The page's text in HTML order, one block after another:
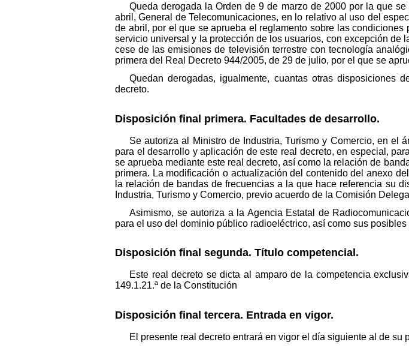
Queda derogada la Orden de 9 de marzo de 2000 por la que
abril, General de Telecomunicaciones, en lo relativo al uso del
de abril, por el que se aprueba el reglamento sobre las
servicio universal y la protección de los usuarios, con excepción de
cese de las emisiones de televisión terrestre con tecnología
primera del Real Decreto 944/2005, de 29 de julio, por el que se
Quedan derogadas, igualmente, cuantas otras
decreto.
Disposición final primera. Facultades de desarrollo.
Se autoriza al Ministro de Industria, Turismo y Comercio, en el
para el desarrollo y aplicación de este real decreto, en especial,
se aprueba mediante este real decreto, así como la relación de
primera. La modificación o actualización del contenido del anexo
la relación de bandas de frecuencias a la que hace referencia su
Industria, Turismo y Comercio, previo acuerdo de la Comisión
Asimismo, se autoriza a la Agencia Estatal de
para el uso del dominio público radioeléctrico, así como sus
Disposición final segunda. Título competencial.
Este real decreto se dicta al amparo de la competencia
149.1.21.ª de la Constitución
Disposición final tercera. Entrada en vigor.
El presente real decreto entrará en vigor el día siguiente al de